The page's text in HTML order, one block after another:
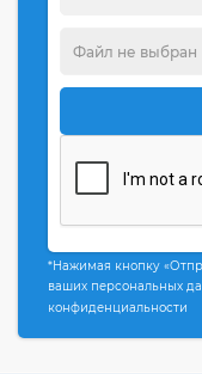
*Нажимая кнопку
ваших персональных
конфиденциальности